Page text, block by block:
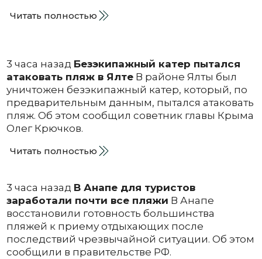
Читать полностью
3 часа назад Безэкипажный катер пытался
атаковать пляж в ЯлтеВ районе Ялты был
уничтожен безэкипажный катер, который, по
предварительным данным, пытался атаковать
пляж. Об этом сообщил советник главы Крыма
Олег Крючков.
Читать полностью
3 часа назад В Анапе для туристов
заработали почти все пляжи В Анапе
восстановили готовность большинства
пляжей к приему отдыхающих после
последствий чрезвычайной ситуации. Об этом
сообщили в правительстве РФ.